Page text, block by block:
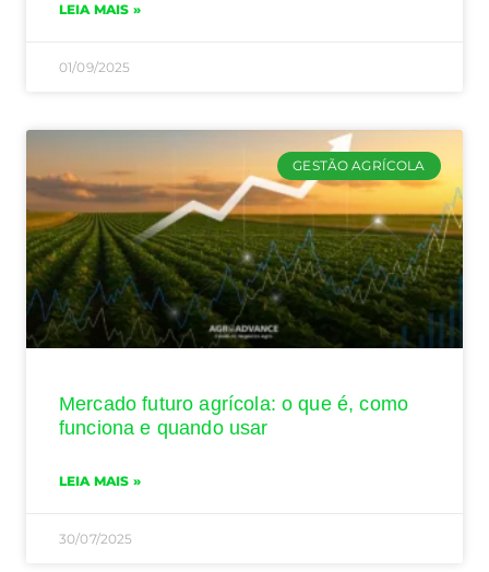
LEIA MAIS »
01/09/2025
GESTÃO AGRÍCOLA
Mercado futuro agrícola: o que é, como
funciona e quando usar
LEIA MAIS »
30/07/2025